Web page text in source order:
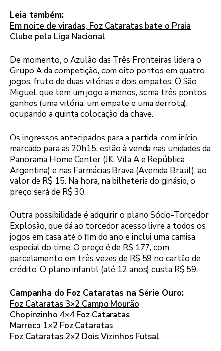
Leia também:
Em noite de viradas, Foz Cataratas bate o Praia
Clube pela Liga Nacional
De momento, o Azulão das Três Fronteiras lidera o
Grupo A da competição, com oito pontos em quatro
jogos, fruto de duas vitórias e dois empates. O São
Miguel, que tem um jogo a menos, soma três pontos
ganhos (uma vitória, um empate e uma derrota),
ocupando a quinta colocação da chave.
Os ingressos antecipados para a partida, com início
marcado para as 20h15, estão à venda nas unidades da
Panorama Home Center (JK, Vila A e República
Argentina) e nas Farmácias Brava (Avenida Brasil), ao
valor de R$ 15. Na hora, na bilheteria do ginásio, o
preço será de R$ 30.
Outra possibilidade é adquirir o plano Sócio-Torcedor
Explosão, que dá ao torcedor acesso livre a todos os
jogos em casa até o fim do ano e inclui uma camisa
especial do time. O preço é de R$ 177, com
parcelamento em três vezes de R$ 59 no cartão de
crédito. O plano infantil (até 12 anos) custa R$ 59.
Campanha do Foz Cataratas na Série Ouro:
Foz Cataratas 3×2 Campo Mourão
Chopinzinho 4×4 Foz Cataratas
Marreco 1×2 Foz Cataratas
Foz Cataratas 2×2 Dois Vizinhos Futsal